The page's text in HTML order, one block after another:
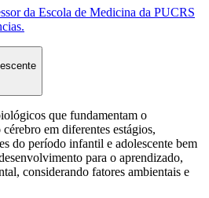
da Escola de Medicina da PUCRS
que fundamentam o
em diferentes estágios,
do período infantil e adolescente bem
para o aprendizado,
considerando fatores ambientais e